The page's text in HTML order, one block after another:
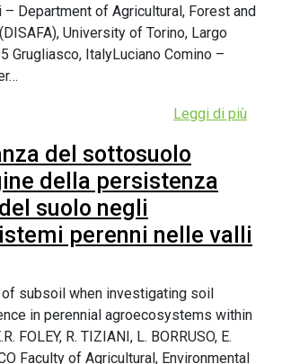
– Department of Agricultural, Forest and
University of Torino, Largo
Grugliasco, ItalyLuciano Comino –
Leggi di più
del sottosuolo
della persistenza
suolo negli
perenni nelle valli
subsoil when investigating soil
in perennial agroecosystems within
FOLEY, R. TIZIANI, L. BORRUSO, E.
Faculty of Agricultural, Environmental